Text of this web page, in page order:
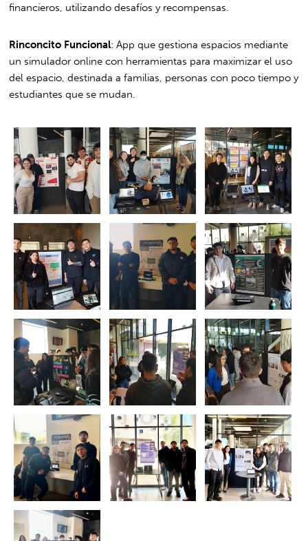
financieros, utilizando desafíos y recompensas.
Rinconcito Funcional: App que gestiona espacios mediante
un simulador online con herramientas para maximizar el uso
del espacio, destinada a familias, personas con poco tiempo y
estudiantes que se mudan.